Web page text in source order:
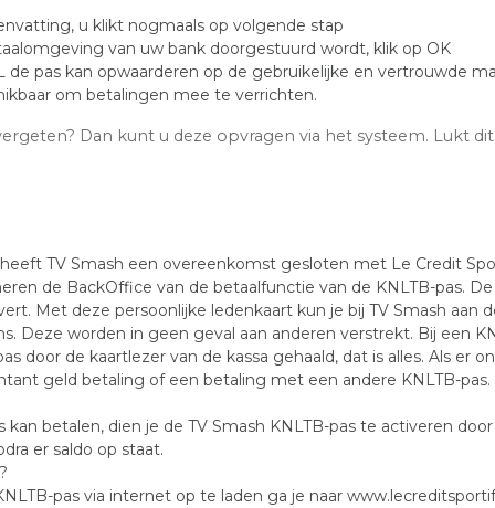
u klikt nogmaals op volgende stap
van uw bank doorgestuurd wordt, klik op OK
pas kan opwaarderen op de gebruikelijke en vertrouwde
om betalingen mee te verrichten.
Dan kunt u deze opvragen via het systeem. Lukt
TV Smash een overeenkomst gesloten met Le Credit
de BackOffice van de betaalfunctie van de KNLTB-pas.
Met deze persoonlijke ledenkaart kun je bij TV Smash aan
Deze worden in geen geval aan anderen verstrekt. Bij een
door de kaartlezer van de kassa gehaald, dat is alles. Als er
geld betaling of een betaling met een andere KNLTB-pas.
kan betalen, dien je de TV Smash KNLTB-pas te activeren
er saldo op staat.
pas via internet op te laden ga je naar